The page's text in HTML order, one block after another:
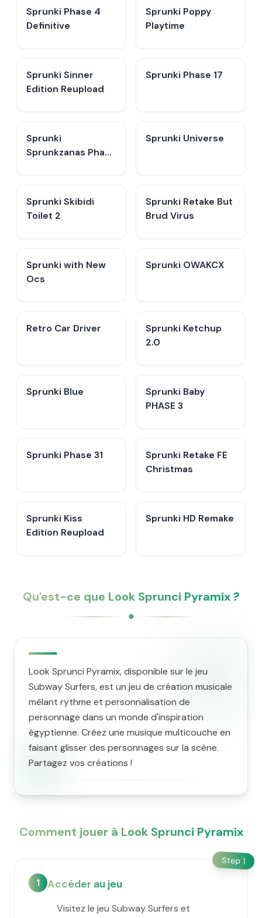
Sprunki Phase 4
Definitive
Sprunki Poppy
Playtime
Sprunki Sinner
Edition Reupload
Sprunki Phase 17
Sprunki
Sprunkzanas Phase
Sprunki Universe
Sprunki Skibidi
Toilet 2
Sprunki Retake But
Brud Virus
Sprunki with New
Ocs
Sprunki OWAKCX
Retro Car Driver
Sprunki Ketchup
2.0
Sprunki Blue
Sprunki Baby
PHASE 3
Sprunki Phase 31
Sprunki Retake FE
Christmas
Sprunki Kiss
Edition Reupload
Sprunki HD Remake
Qu'est-ce que Look Sprunci Pyramix ?
Look Sprunci Pyramix, disponible sur le jeu
Subway Surfers, est un jeu de création musicale
mêlant rythme et personnalisation de
personnage dans un monde d'inspiration
égyptienne. Créez une musique multicouche en
faisant glisser des personnages sur la scène.
Partagez vos créations !
Comment jouer à Look Sprunci Pyramix
Step 1
1 Accéder au jeu
Visitez le jeu Subway Surfers et